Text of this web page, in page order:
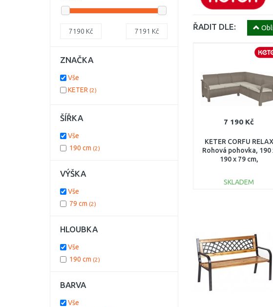
ŘADIT DLE:
7 190 Kč
KETER CORFU RELAX
Rohová pohovka, 190
190 x 79 cm,
SKLADEM
7190 Kč 7191 Kč
ZNAČKA
Vše
KETER (2)
ŠÍŘKA
Vše
190 cm (2)
VÝŠKA
Vše
79 cm (2)
HLOUBKA
Vše
190 cm (2)
BARVA
Vše